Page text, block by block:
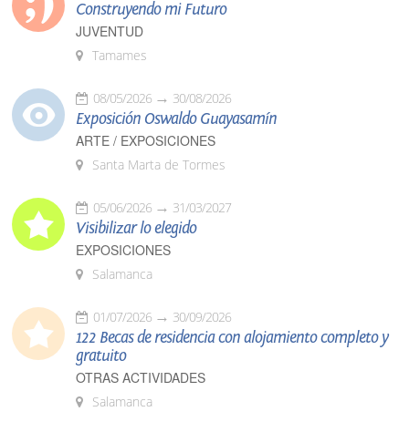
Construyendo mi Futuro
JUVENTUD
Tamames
08/05/2026 30/08/2026
Exposición Oswaldo Guayasamín
ARTE / EXPOSICIONES
Santa Marta de Tormes
05/06/2026 31/03/2027
Visibilizar lo elegido
EXPOSICIONES
Salamanca
01/07/2026 30/09/2026
122 Becas de residencia con alojamiento completo y
gratuito
OTRAS ACTIVIDADES
Salamanca